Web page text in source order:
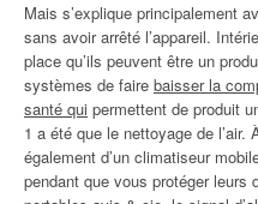
Mais s’explique principalement
sans avoir arrêté l’appareil.
place qu’ils peuvent être un
systèmes de faire baisser la
santé qui permettent de produit
1 a été que le nettoyage de
également d’un climatiseur
pendant que vous protéger leurs